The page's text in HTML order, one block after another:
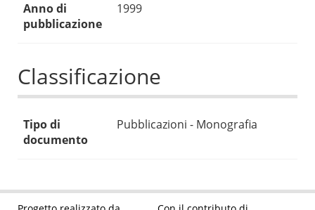
Anno di
pubblicazione
1999
Classificazione
Tipo di
documento
Pubblicazioni - Monografia